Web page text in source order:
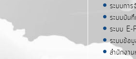
ระบบกา
ระบบบัน
ระบบ E-
ระบบข้อ
สำนักงา